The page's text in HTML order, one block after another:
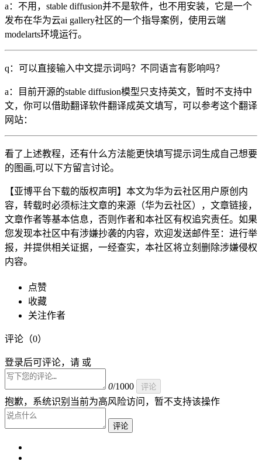
a：不用，stable diffusion并不是软件，也不用安装，它是一个
发布在华为云ai gallery社区的一个指导案例，使用云端
modelarts环境运行。
q：可以直接输入中文提示词吗？不同语言有影响吗？
a：目前开源的stable diffusion模型只支持英文，暂时不支持中
文，你可以借助翻译软件翻译成英文填写，可以参考这个翻译
网站：
看了上述教程，还有什么方法能更快填写提示词生成自己想要
的图画,可以下方留言讨论。
【亚博平台下载的版权声明】本文为华为云社区用户原创内
容，转载时必须标注文章的来源（华为云社区），文章链接，
文章作者等基本信息，否则作者和本社区有权追究责任。如果
您发现本社区中有涉嫌抄袭的内容，欢迎发送邮件至：进行举
报，并提供相关证据，一经查实，本社区将立刻删除涉嫌侵权
内容。
点赞
收藏
关注作者
评论（0）
登录后可评论，请 或
0/1000 评论
抱歉，系统识别当前为高风险访问，暂不支持该操作
评论